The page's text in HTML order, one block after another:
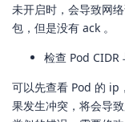
未开启时，会导致网
包，但是没有 ack 。
检查 Pod CIDR
可以先查看 Pod 的 ip
果发生冲突，将会导